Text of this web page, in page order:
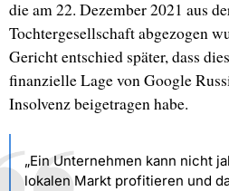
die am 22. Dezember 2021 aus
Tochtergesellschaft abgezogen
Gericht entschied später, dass
finanzielle Lage von Google
Insolvenz beigetragen habe.
„Ein Unternehmen kann nicht
lokalen Markt profitieren und